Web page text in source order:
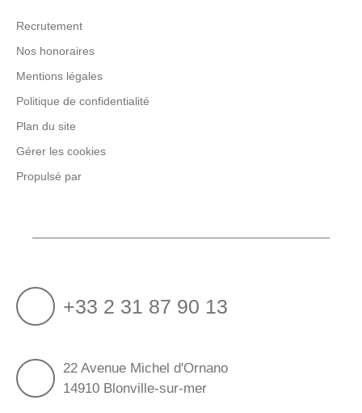
Recrutement
Nos honoraires
Mentions légales
Politique de confidentialité
Plan du site
Gérer les cookies
Propulsé par
+33 2 31 87 90 13
22 Avenue Michel d'Ornano
14910 Blonville-sur-mer